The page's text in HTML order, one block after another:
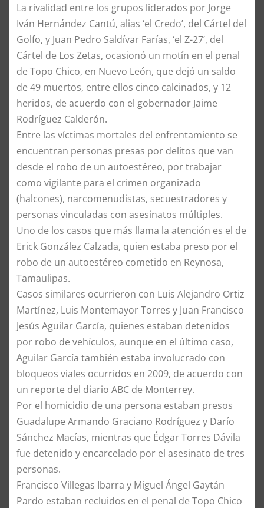
La rivalidad entre los grupos liderados por Jorge
Iván Hernández Cantú, alias ‘el Credo’, del Cártel del
Golfo, y Juan Pedro Saldívar Farías, ‘el Z-27’, del
Cártel de Los Zetas, ocasionó un motín en el penal
de Topo Chico, en Nuevo León, que dejó un saldo
de 49 muertos, entre ellos cinco calcinados, y 12
heridos, de acuerdo con el gobernador Jaime
Rodríguez Calderón.
Entre las víctimas mortales del enfrentamiento se
encuentran personas presas por delitos que van
desde el robo de un autoestéreo, por trabajar
como vigilante para el crimen organizado
(halcones), narcomenudistas, secuestradores y
personas vinculadas con asesinatos múltiples.
Uno de los casos que más llama la atención es el de
Erick González Calzada, quien estaba preso por el
robo de un autoestéreo cometido en Reynosa,
Tamaulipas.
Casos similares ocurrieron con Luis Alejandro Ortiz
Martínez, Luis Montemayor Torres y Juan Francisco
Jesús Aguilar García, quienes estaban detenidos
por robo de vehículos, aunque en el último caso,
Aguilar García también estaba involucrado con
bloqueos viales ocurridos en 2009, de acuerdo con
un reporte del diario ABC de Monterrey.
Por el homicidio de una persona estaban presos
Guadalupe Armando Graciano Rodríguez y Darío
Sánchez Macías, mientras que Édgar Torres Dávila
fue detenido y encarcelado por el asesinato de tres
personas.
Francisco Villegas Ibarra y Miguel Ángel Gaytán
Pardo estaban recluidos en el penal de Topo Chico